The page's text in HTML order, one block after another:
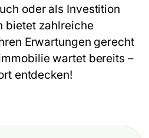
oder als Investition
bietet zahlreiche
Erwartungen gerecht
wartet bereits –
entdecken!